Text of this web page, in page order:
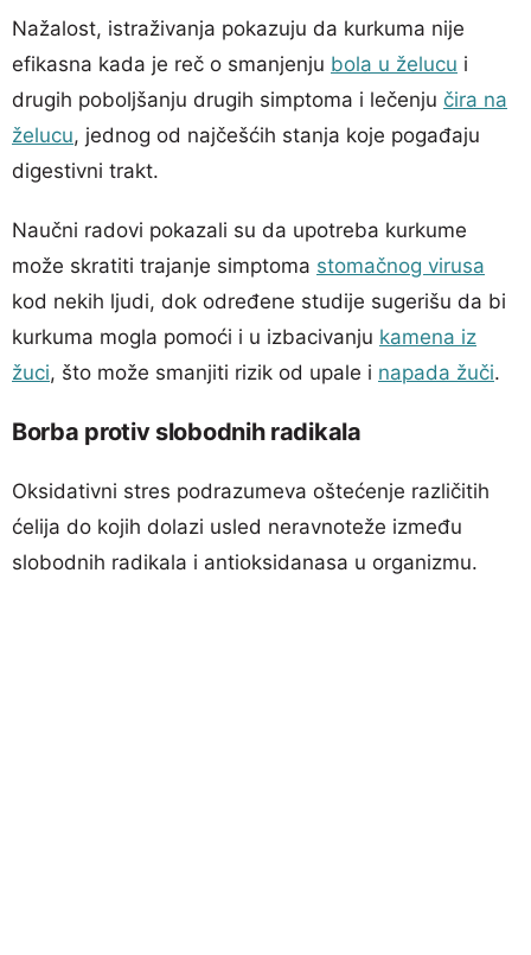
Nažalost, istraživanja pokazuju da kurkuma nije
efikasna kada je reč o smanjenju bola u želucu i
drugih poboljšanju drugih simptoma i lečenju čira na
želucu, jednog od najčešćih stanja koje pogađaju
digestivni trakt.
Naučni radovi pokazali su da upotreba kurkume
može skratiti trajanje simptoma stomačnog virusa
kod nekih ljudi, dok određene studije sugerišu da bi
kurkuma mogla pomoći i u izbacivanju kamena iz
žuci, što može smanjiti rizik od upale i napada žuči.
Borba protiv slobodnih radikala
Oksidativni stres podrazumeva oštećenje različitih
ćelija do kojih dolazi usled neravnoteže između
slobodnih radikala i antioksidanasa u organizmu.